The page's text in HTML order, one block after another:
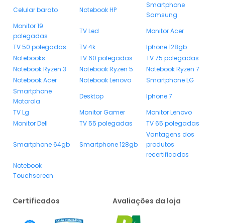
Celular barato
Notebook HP
Smartphone
Samsung
Monitor 19
polegadas
TV Led
Monitor Acer
TV 50 polegadas
TV 4k
Iphone 128gb
Notebooks
TV 60 polegadas
TV 75 polegadas
Notebook Ryzen 3
Notebook Ryzen 5
Notebook Ryzen 7
Notebook Acer
Notebook Lenovo
Smartphone LG
Smartphone
Motorola
Desktop
Iphone 7
TV Lg
Monitor Gamer
Monitor Lenovo
Monitor Dell
TV 55 polegadas TV 65 polegadas
Smartphone 64gb Smartphone 128gb
Vantagens dos
produtos
recertificados
Notebook
Touchscreen
Certificados Avaliações da loja